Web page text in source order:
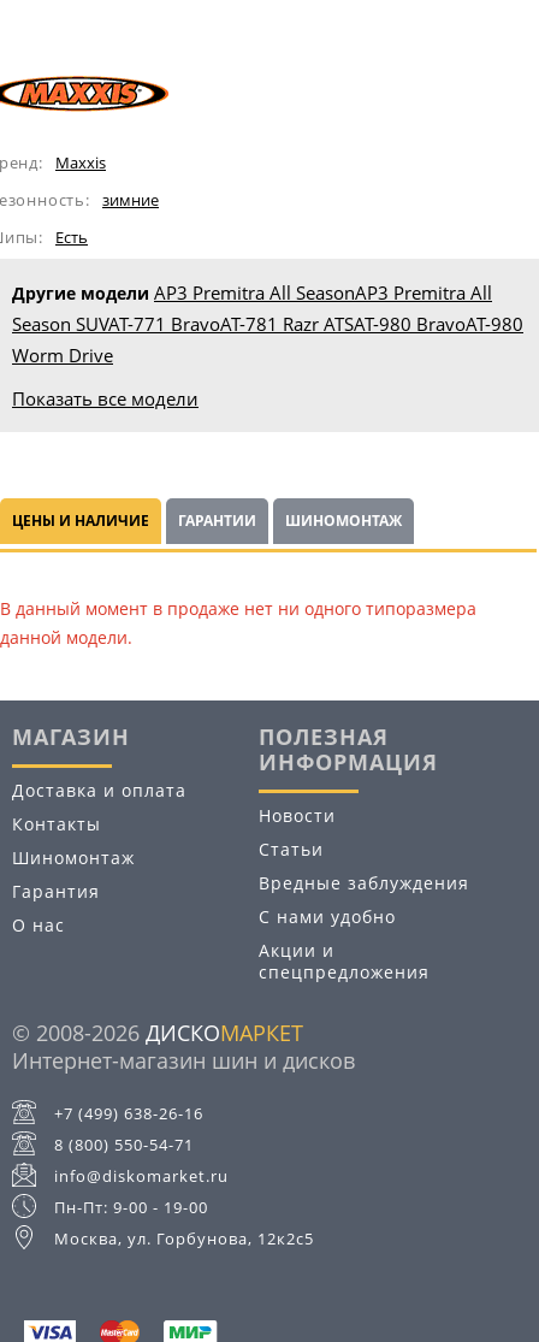
Maxxis
зимние
Eсть
Другие модели AP3 Premitra All SeasonAP3 Premitra All
Season SUVAT-771 BravoAT-781 Razr ATSAT-980 BravoAT-980
Worm Drive
Показать все модели
ЦЕНЫ И НАЛИЧИЕ ГАРАНТИИ ШИНОМОНТАЖ
В данный момент в продаже нет ни одного типоразмера
данной модели.
МАГАЗИН
Доставка и оплата
Контакты
Шиномонтаж
Гарантия
О нас
ПОЛЕЗНАЯ
ИНФОРМАЦИЯ
Новости
Статьи
Вредные заблуждения
С нами удобно
Акции и
спецпредложения
© 2008-2026 ДИСКОМАРКЕТ
Интернет-магазин шин и дисков
+7 (499) 638-26-16
8 (800) 550-54-71
info@diskomarket.ru
Пн-Пт: 9-00 - 19-00
Москва, ул. Горбунова, 12к2с5